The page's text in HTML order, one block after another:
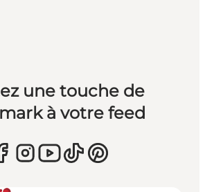
une touche de
à votre feed